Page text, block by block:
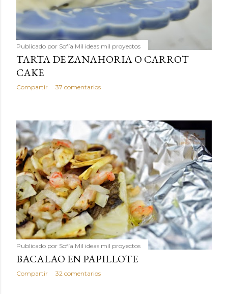
Publicado por Sofía Mil ideas mil proyectos
TARTA DE ZANAHORIA O CARROT
CAKE
Compartir 37 comentarios
Publicado por Sofía Mil ideas mil proyectos
BACALAO EN PAPILLOTE
Compartir 32 comentarios